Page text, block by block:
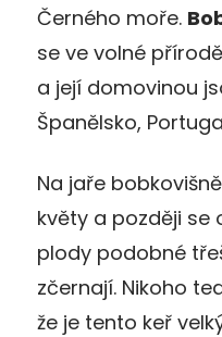
Černého moře.
se ve volné
a její domovinou
Španělsko,
Na jaře
květy a později se
plody podobné
zčernají. Nikoho
že je tento keř